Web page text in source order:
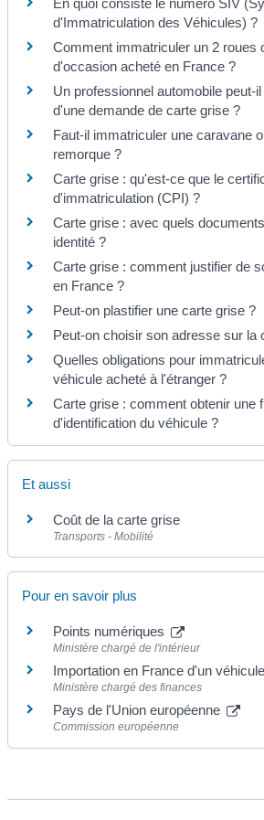
d'Immatriculation des Véhicules) ?
Comment immatriculer un 2 roues
d'occasion acheté en France ?
Un professionnel automobile peut-
d'une demande de carte grise ?
Faut-il immatriculer une caravane
remorque ?
Carte grise : qu'est-ce que le
d'immatriculation (CPI) ?
Carte grise : avec quels
identité ?
Carte grise : comment justifier de
en France ?
Peut-on plastifier une carte grise ?
Peut-on choisir son adresse sur la
Quelles obligations pour
véhicule acheté à l'étranger ?
Carte grise : comment obtenir une
d'identification du véhicule ?
Et aussi
Coût de la carte grise
Transports - Mobilité
Pour en savoir plus
Points numériques
Ministère chargé de l'intérieur
Importation en France d'un véhicule
Ministère chargé des finances
Pays de l'Union européenne
Commission européenne